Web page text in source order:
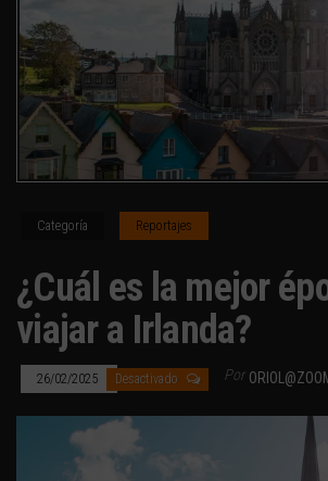
Categoría Reportajes
¿Cuál es la mejor
viajar a Irlanda?
26/02/2025 Desactivado Por